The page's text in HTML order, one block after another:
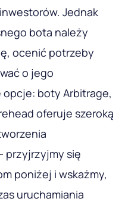
Jednak
bota należy
ocenić potrzeby
o jego
boty Arbitrage,
oferuje szeroką
przyjrzyjmy się
poniżej i wskażmy,
uruchamiania